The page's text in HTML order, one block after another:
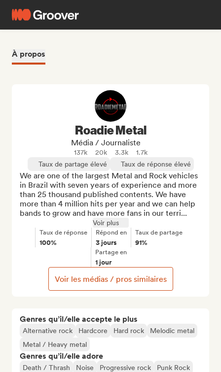
À propos
Genres qu’il/elle accepte le plus
Alternative rock Hardcore Hard rock
Melodic metal
Metal / Heavy metal
Genres qu’il/elle adore
Death / Thrash Noise Progressive rock
Punk Rock
Roadie Metal
Média / Journaliste
137k 20k 3.3k
1.7k
Taux de partage élevé
Taux de réponse élevé
We are one of the largest Metal and Rock vehicles
in Brazil with seven years of experience and more
than 25 thousand published contents. We have
more than 4 million hits per year and we can help
bands to grow and have more fans in our terri...
Voir plus
Taux de réponse
100%
Répond en
3 jours
Taux de partage
91%
Partage en
1 jour
Voir les médias / pros similaires